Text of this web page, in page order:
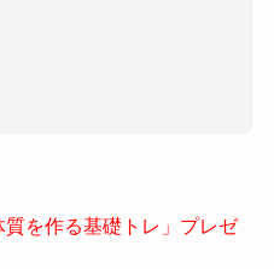
を作る基礎トレ」プレゼ